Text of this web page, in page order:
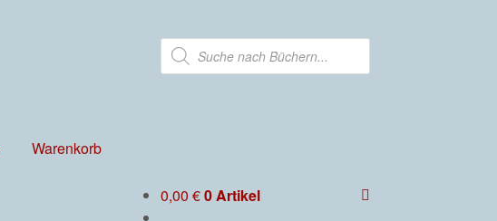
Products
search
Warenkorb
0,00 €0 Artikel